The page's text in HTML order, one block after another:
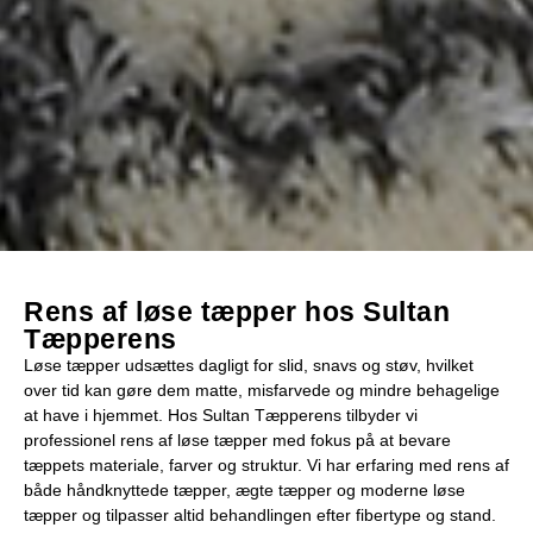
Rens af løse tæpper hos Sultan
Tæpperens
Løse tæpper udsættes dagligt for slid, snavs og støv, hvilket
over tid kan gøre dem matte, misfarvede og mindre behagelige
at have i hjemmet. Hos Sultan Tæpperens tilbyder vi
professionel rens af løse tæpper med fokus på at bevare
tæppets materiale, farver og struktur. Vi har erfaring med rens af
både håndknyttede tæpper, ægte tæpper og moderne løse
tæpper og tilpasser altid behandlingen efter fibertype og stand.